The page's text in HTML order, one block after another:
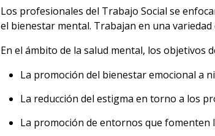
Los profesionales del Trabajo Social se
el bienestar mental. Trabajan en una
En el ámbito de la salud mental, los objetivos
La promoción del bienestar emocional a
La reducción del estigma en torno a los
La promoción de entornos que fomenten